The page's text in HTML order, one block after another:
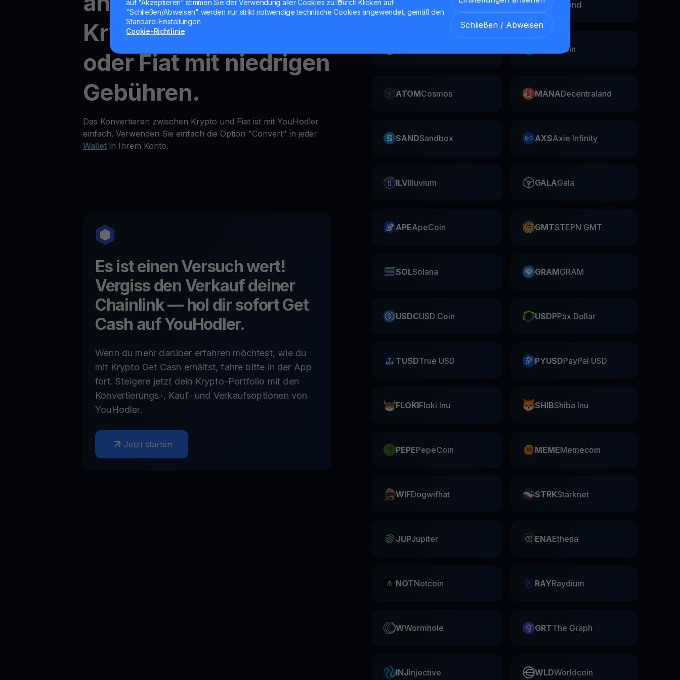
auf "Akzeptieren" stimmen Sie der Verwendung aller Cookies zu. Durch Klicken auf
"Schließen/Abweisen" werden nur strikt notwendige technische Cookies angewendet, gemäß den
Standard-Einstellungen.
Cookie-Richtlinie
Schließen / Abweisen
Kryptowährungen
oder Fiat mit niedrigen
Gebühren.
Das Konvertieren zwischen Krypto und Fiat ist mit YouHodler
einfach. Verwenden Sie einfach die Option "Convert" in jeder
Wallet in Ihrem Konto.
Es ist einen Versuch wert!
Vergiss den Verkauf deiner
Chainlink— hol dir sofort Get
Cash auf YouHodler.
Wenn du mehr darüber erfahren möchtest, wie du
mit Krypto Get Cash erhältst, fahre bitte in der App
fort. Steigere jetzt dein Krypto-Portfolio mit den
Konvertierungs-, Kauf- und Verkaufsoptionen von
YouHodler.
Jetzt starten
EGLD Elrond
Filecoin
ATOMCosmos MANADecentraland
SANDSandbox AXSAxie Infinity
ILVIlluvium GALAGala
APEApeCoin GMTSTEPN GMT
SOLSolana GRAMGRAM
USDCUSD Coin USDPPax Dollar
TUSDTrue USD PYUSDPayPal USD
FLOKIFloki Inu SHIBShiba Inu
PEPEPepeCoin MEMEMemecoin
WIFDogwifhat STRKStarknet
JUPJupiter ENAEthena
NOTNotcoin RAYRaydium
WWormhole GRTThe Graph
INJInjective WLDWorldcoin